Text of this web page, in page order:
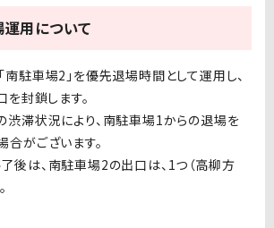
用について
駐車場2」を優先退場時間として運用し、
を封鎖します。
滞状況により、南駐車場1からの退場を
がございます。
後は、南駐車場2の出口は、1つ（高柳方